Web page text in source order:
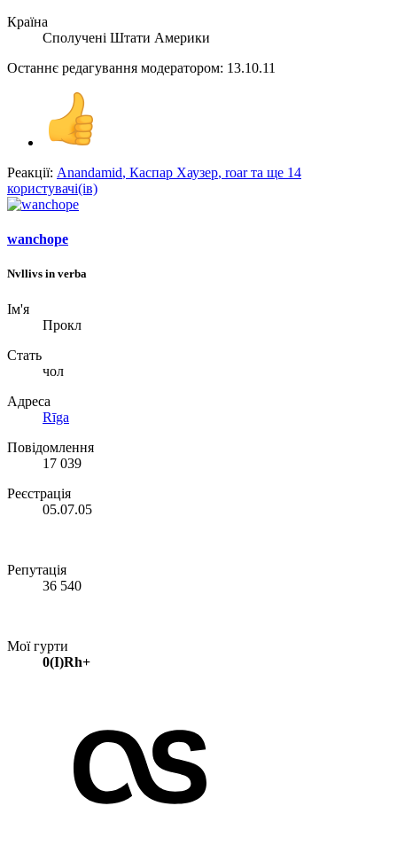
Країна
Сполучені Штати Америки
Останнє редагування модератором: 13.10.11
Реакції: Anandamid, Каспар Хаузер, roarта ще 14
користувачі(ів)
wanchope
Nvllivs in verba
Ім'я
Прокл
Стать
чол
Адреса
Rīga
Повідомлення
17 039
Реєстрація
05.07.05
Репутація
36 540
Мої гурти
0(I)Rh+